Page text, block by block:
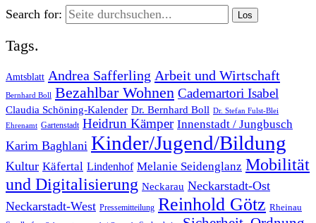
Search for:
Tags.
Amtsblatt Andrea Safferling Arbeit und Wirtschaft
Bernhard Boll Bezahlbar Wohnen Cademartori Isabel
Claudia Schöning-Kalender Dr. Bernhard Boll Dr. Stefan Fulst-Blei
Ehrenamt Gartenstadt Heidrun Kämper Innenstadt / Jungbusch
Karim Baghlani Kinder/Jugend/Bildung
Kultur Käfertal Lindenhof Melanie Seidenglanz Mobilität
und Digitalisierung Neckarau Neckarstadt-Ost
Neckarstadt-West Pressemitteilung Reinhold Götz Rheinau